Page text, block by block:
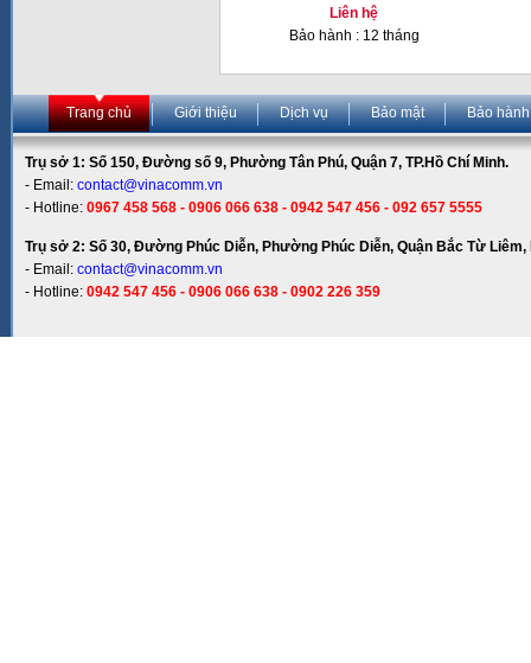
Liên hệ
Bảo hành : 12 tháng
Trang chủ Giới thiệu Dịch vụ Bảo mật Bảo hành
Trụ sở 1: Số 150, Đường số 9, Phường Tân Phú, Quận 7, TP.Hồ Chí Minh.
- Email: contact@vinacomm.vn
- Hotline: 0967 458 568 - 0906 066 638 - 0942 547 456 - 092 657 5555
Trụ sở 2: Số 30, Đường Phúc Diễn, Phường Phúc Diễn, Quận Bắc Từ Liêm,
- Email: contact@vinacomm.vn
- Hotline: 0942 547 456 - 0906 066 638 - 0902 226 359